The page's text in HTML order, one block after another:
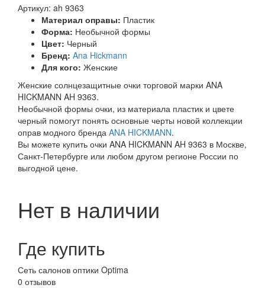
Артикул: ah 9363
Материал оправы: Пластик
Форма: Необычной формы
Цвет: Черный
Бренд: Ana Hickmann
Для кого: Женские
Женские солнцезащитные очки торговой марки ANA
HICKMANN AH 9363.
Необычной формы очки, из материала пластик и цвете
черный помогут понять основные черты новой коллекции
оправ модного бренда ANA HICKMANN.
Вы можете купить очки ANA HICKMANN AH 9363 в Москве,
Санкт-Петербурге или любом другом регионе России по
выгодной цене.
Нет в наличии
Где купить
Сеть салонов оптики Optima
0 отзывов